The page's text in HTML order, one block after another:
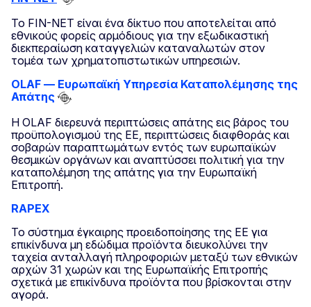
Το FIN-NET είναι ένα δίκτυο που αποτελείται από
εθνικούς φορείς αρμόδιους για την εξωδικαστική
διεκπεραίωση καταγγελιών καταναλωτών στον
τομέα των χρηματοπιστωτικών υπηρεσιών.
OLAF — Ευρωπαϊκή Υπηρεσία Καταπολέμησης της
Απάτης
Η OLAF διερευνά περιπτώσεις απάτης εις βάρος του
προϋπολογισμού της ΕΕ, περιπτώσεις διαφθοράς και
σοβαρών παραπτωμάτων εντός των ευρωπαϊκών
θεσμικών οργάνων και αναπτύσσει πολιτική για την
καταπολέμηση της απάτης για την Ευρωπαϊκή
Επιτροπή.
RAPEX
Το σύστημα έγκαιρης προειδοποίησης της ΕΕ για
επικίνδυνα μη εδώδιμα προϊόντα διευκολύνει την
ταχεία ανταλλαγή πληροφοριών μεταξύ των εθνικών
αρχών 31 χωρών και της Ευρωπαϊκής Επιτροπής
σχετικά με επικίνδυνα προϊόντα που βρίσκονται στην
αγορά.